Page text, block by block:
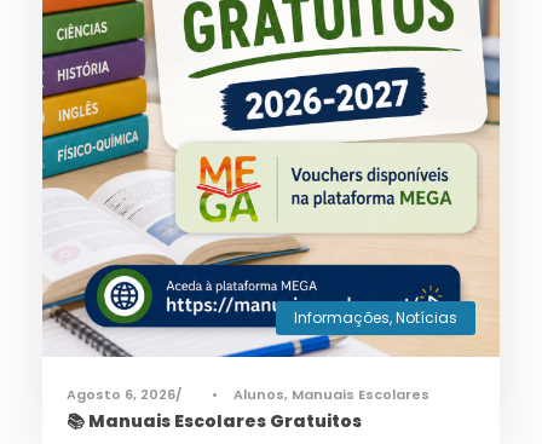
Informações,Notícias
Agosto 6, 2026 • Alunos, Manuais Escolares
📚 Manuais Escolares Gratuitos